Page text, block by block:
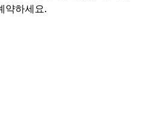
약하세요.